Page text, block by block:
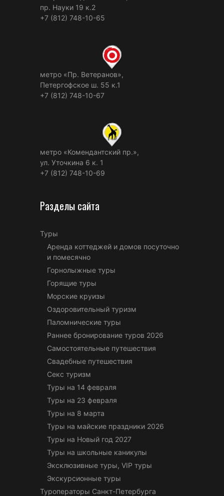
пр. Науки 19 к.2
+7 (812) 748-10-65
метро «Пр. Ветеранов»,
Петергофское ш. 55 к.1
+7 (812) 748-10-67
метро «Комендантский пр.»,
ул. Уточкина 6 к. 1
+7 (812) 748-10-69
Разделы сайта
Туры
Аренда коттеджей и домов посуточно
и помесячно
Горнолыжные туры
Горящие туры
Морские круизы
Оздоровительный туризм
Паломнические туры
Раннее бронирование туров 2026
Самостоятельные путешествия
Свадебные путешествия
Секс туризм
Туры на 14 февраля
Туры на 23 февраля
Туры на 8 марта
Туры на майские праздники 2026
Туры на Новый год 2027
Туры на школьные каникулы
Эксклюзивные туры, VIP туры
Экскурсионные туры
Туроператоры Санкт-Петербурга